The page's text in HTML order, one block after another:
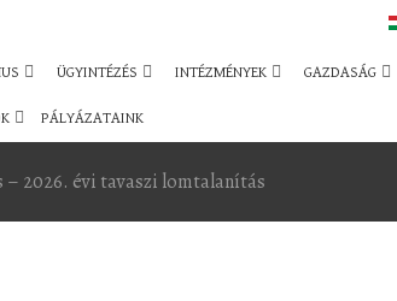
ÜGYINTÉZÉS INTÉZMÉNYEK GAZDASÁG
PÁLYÁZATAINK
2026. évi tavaszi lomtalanítás